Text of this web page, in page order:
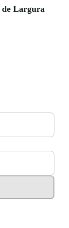
de Largura